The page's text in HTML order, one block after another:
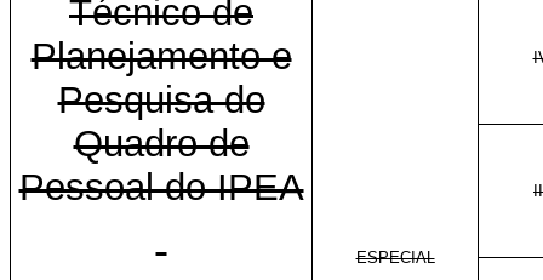
Técnico de
Planejamento e
Pesquisa do
Quadro de
Pessoal do IPEA
ESPECIAL